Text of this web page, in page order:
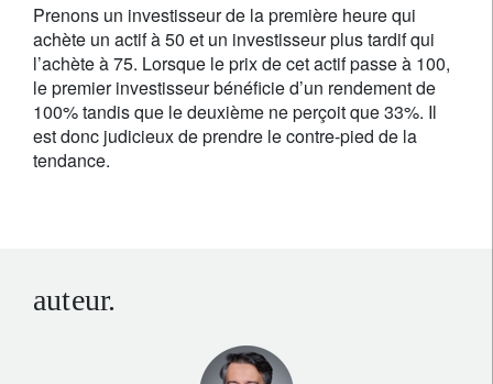
Prenons un investisseur de la première heure qui
achète un actif à 50 et un investisseur plus tardif qui
l’achète à 75. Lorsque le prix de cet actif passe à 100,
le premier investisseur bénéficie d’un rendement de
100% tandis que le deuxième ne perçoit que 33%. Il
est donc judicieux de prendre le contre-pied de la
tendance.
auteur.